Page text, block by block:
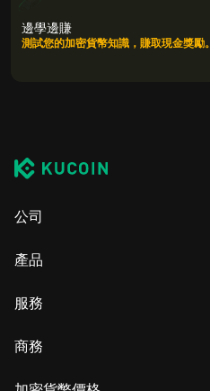
邊學邊賺
測試您的加密貨幣知識，賺取現金獎勵。
公司
產品
服務
商務